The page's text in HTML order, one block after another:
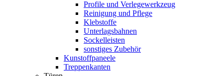
Profile und Verlegewerkzeug
Reinigung und Pflege
Klebstoffe
Unterlagsbahnen
Sockelleisten
sonstiges Zubehör
Kunstoffpaneele
Treppenkanten